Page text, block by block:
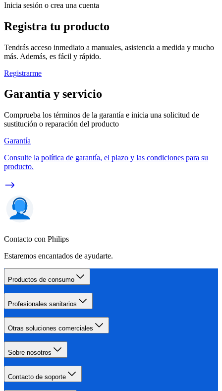
Inicia sesión o crea una cuenta
Registra tu producto
Tendrás acceso inmediato a manuales, asistencia a medida y mucho
más. Además, es fácil y rápido.
Registrarme
Garantía y servicio
Comprueba los términos de la garantía e inicia una solicitud de
sustitución o reparación del producto
Garantía
Consulte la política de garantía, el plazo y las condiciones para su
producto.
Contacto con Philips
Estaremos encantados de ayudarte.
Productos de consumo
Profesionales sanitarios
Otras soluciones comerciales
Sobre nosotros
Contacto de soporte